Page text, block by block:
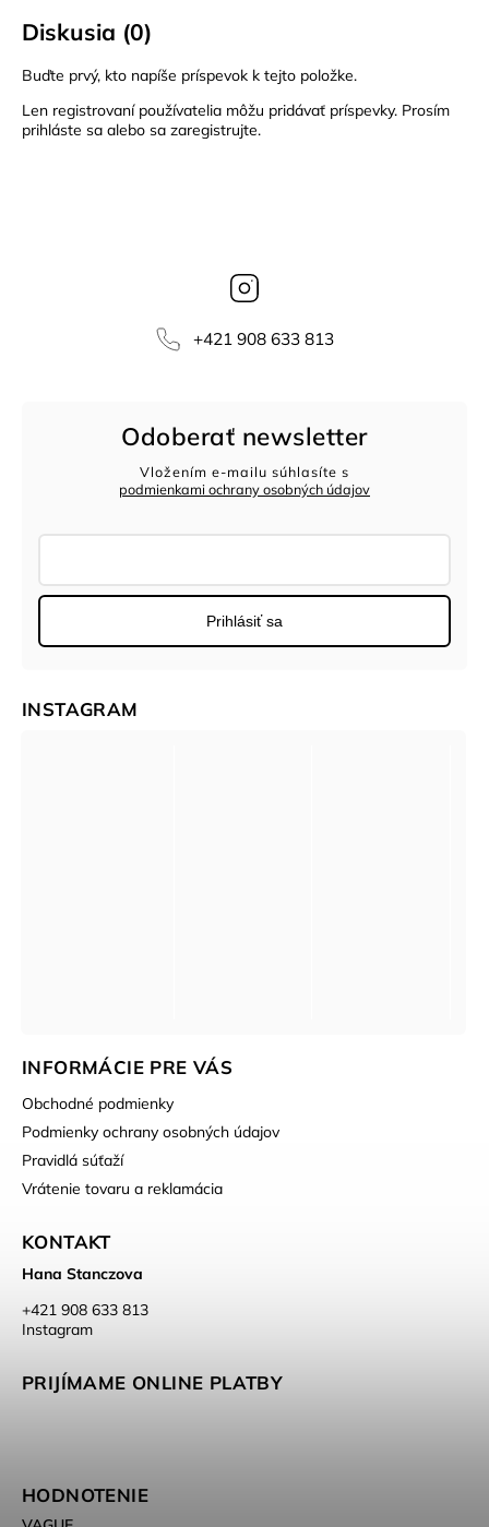
Diskusia (0)
Buďte prvý, kto napíše príspevok k tejto položke.
Len registrovaní používatelia môžu pridávať príspevky. Prosím
prihláste sa alebo sa zaregistrujte.
‭+421 908 633 813‬
INFORMÁCIE PRE VÁS
Obchodné podmienky
Podmienky ochrany osobných údajov
Pravidlá súťaží
Vrátenie tovaru a reklamácia
KONTAKT
Hana Stanczova
‭+421 908 633 813‬
Instagram
PRIJÍMAME ONLINE PLATBY
Odoberať newsletter
Vložením e-mailu súhlasíte s
podmienkami ochrany osobných údajov
Prihlásiť sa
HODNOTENIE
INSTAGRAM